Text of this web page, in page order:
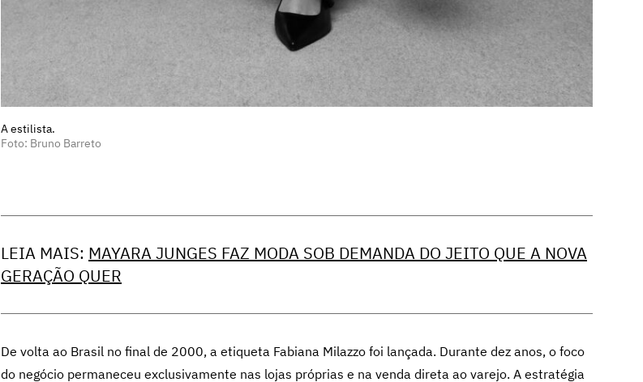
A estilista.
Foto: Bruno Barreto
LEIA MAIS: MAYARA JUNGES FAZ MODA SOB DEMANDA DO JEITO QUE A NOVA
GERAÇÃO QUER
De volta ao Brasil no final de 2000, a etiqueta Fabiana Milazzo foi lançada. Durante dez anos, o foco
do negócio permaneceu exclusivamente nas lojas próprias e na venda direta ao varejo. A estratégia